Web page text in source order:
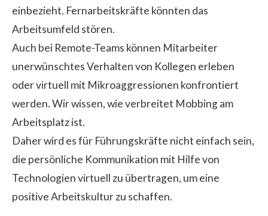
einbezieht. Fernarbeitskräfte könnten das
Arbeitsumfeld stören.
Auch bei Remote-Teams können Mitarbeiter
unerwünschtes Verhalten von Kollegen erleben
oder virtuell mit Mikroaggressionen konfrontiert
werden. Wir wissen, wie verbreitet Mobbing am
Arbeitsplatz ist.
Daher wird es für Führungskräfte nicht einfach sein,
die persönliche Kommunikation mit Hilfe von
Technologien virtuell zu übertragen, um eine
positive Arbeitskultur zu schaffen.